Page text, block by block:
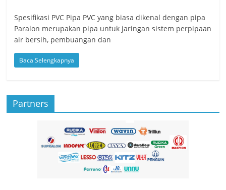
Spesifikasi PVC Pipa PVC yang biasa dikenal dengan pipa
Paralon merupakan pipa untuk jaringan sistem perpipaan
air bersih, pembuangan dan
Baca Selengkapnya
Partners